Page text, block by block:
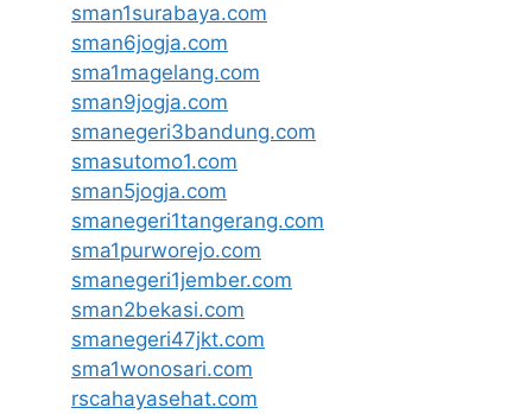
sman1surabaya.com
sman6jogja.com
sma1magelang.com
sman9jogja.com
smanegeri3bandung.com
smasutomo1.com
sman5jogja.com
smanegeri1tangerang.com
sma1purworejo.com
smanegeri1jember.com
sman2bekasi.com
smanegeri47jkt.com
sma1wonosari.com
rscahayasehat.com